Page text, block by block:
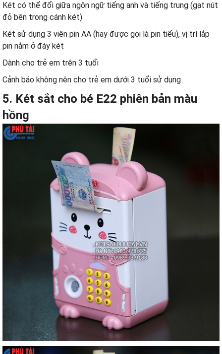
Két có thể đổi giữa ngôn ngữ tiếng anh và tiếng trung (gạt nút
đỏ bên trong cánh két)
Két sử dụng 3 viên pin AA (hay được gọi là pin tiểu), vị trí lắp
pin nằm ở đáy két
Dành cho trẻ em trên 3 tuổi
Cảnh báo không nên cho trẻ em dưới 3 tuổi sử dụng
5. Két sắt cho bé E22 phiên bản màu
hồng